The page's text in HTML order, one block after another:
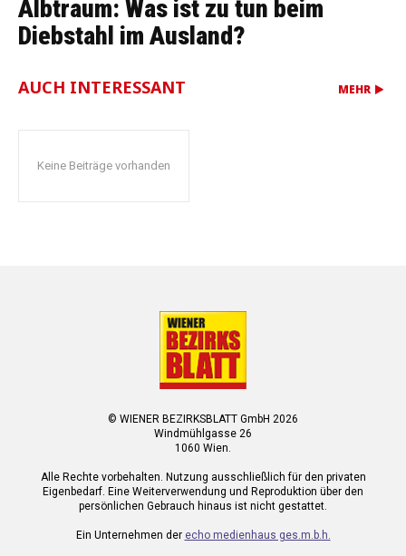
Albtraum: Was ist zu tun beim
Diebstahl im Ausland?
AUCH INTERESSANT MEHR
Keine Beiträge vorhanden
© WIENER BEZIRKSBLATT GmbH 2026
Windmühlgasse 26
1060 Wien.
Alle Rechte vorbehalten. Nutzung ausschließlich für den privaten
Eigenbedarf. Eine Weiterverwendung und Reproduktion über den
persönlichen Gebrauch hinaus ist nicht gestattet.
Ein Unternehmen der echo medienhaus ges.m.b.h.